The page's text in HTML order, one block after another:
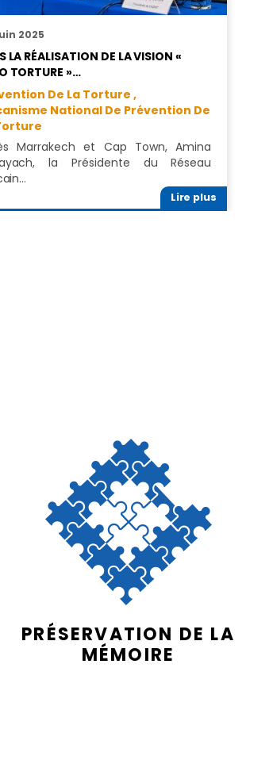
2025
LA RÉALISATION DE LA VISION «
TORTURE »…
De La Torture ,
National De Prévention De
Marrakech et Cap Town, Amina
la Présidente du Réseau
Lire plus
PRÉSERVATION DE LA
MÉMOIRE